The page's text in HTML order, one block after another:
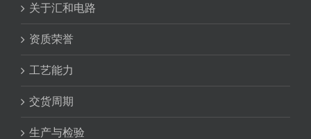
关于汇和电路
资质荣誉
工艺能力
交货周期
生产与检验